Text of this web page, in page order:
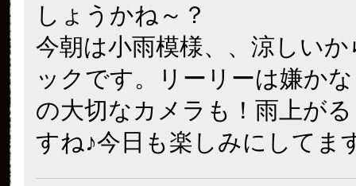
しょうかね～？
今朝は小雨模様、、涼しい
ックです。リーリーは嫌か
の大切なカメラも！雨上が
すね♪今日も楽しみにしてま